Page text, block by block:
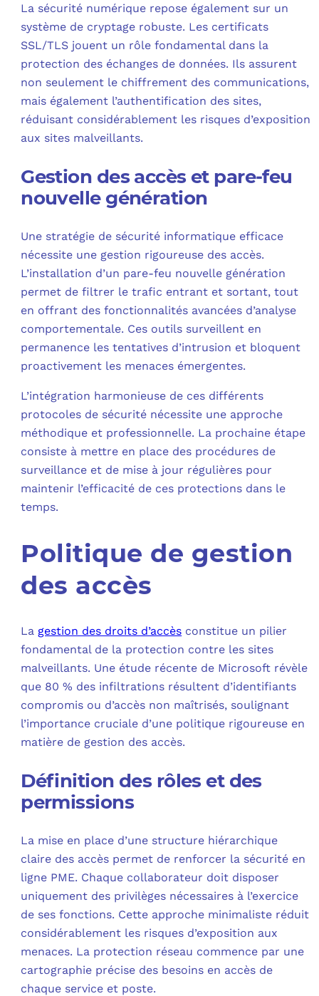
La sécurité numérique repose également sur un
système de cryptage robuste. Les certificats
SSL/TLS jouent un rôle fondamental dans la
protection des échanges de données. Ils assurent
non seulement le chiffrement des communications,
mais également l’authentification des sites,
réduisant considérablement les risques d’exposition
aux sites malveillants.
Gestion des accès et pare-feu
nouvelle génération
Une stratégie de sécurité informatique efficace
nécessite une gestion rigoureuse des accès.
L’installation d’un pare-feu nouvelle génération
permet de filtrer le trafic entrant et sortant, tout
en offrant des fonctionnalités avancées d’analyse
comportementale. Ces outils surveillent en
permanence les tentatives d’intrusion et bloquent
proactivement les menaces émergentes.
L’intégration harmonieuse de ces différents
protocoles de sécurité nécessite une approche
méthodique et professionnelle. La prochaine étape
consiste à mettre en place des procédures de
surveillance et de mise à jour régulières pour
maintenir l’efficacité de ces protections dans le
temps.
Politique de gestion
des accès
La gestion des droits d’accès constitue un pilier
fondamental de la protection contre les sites
malveillants. Une étude récente de Microsoft révèle
que 80 % des infiltrations résultent d’identifiants
compromis ou d’accès non maîtrisés, soulignant
l’importance cruciale d’une politique rigoureuse en
matière de gestion des accès.
Définition des rôles et des
permissions
La mise en place d’une structure hiérarchique
claire des accès permet de renforcer la sécurité en
ligne PME. Chaque collaborateur doit disposer
uniquement des privilèges nécessaires à l’exercice
de ses fonctions. Cette approche minimaliste réduit
considérablement les risques d’exposition aux
menaces. La protection réseau commence par une
cartographie précise des besoins en accès de
chaque service et poste.